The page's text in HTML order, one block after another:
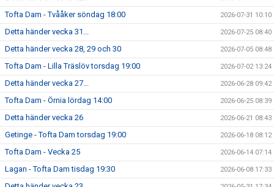
Tofta Dam - Tvååker söndag 18:00 2026-07-31 10:10
Detta händer vecka 31... 2026-07-25 08:40
Detta händer vecka 28, 29 och 30 2026-07-05 08:48
Tofta Dam - Lilla Träslöv torsdag 19:00 2026-07-02 13:24
Detta händer vecka 27... 2026-06-28 09:42
Tofta Dam - Örnia lördag 14:00 2026-06-25 08:39
Detta händer vecka 26 2026-06-21 08:43
Getinge - Tofta Dam torsdag 19:00 2026-06-18 08:12
Tofta Dam - Vecka 25 2026-06-14 07:14
Lagan - Tofta Dam tisdag 19:30 2026-06-08 17:33